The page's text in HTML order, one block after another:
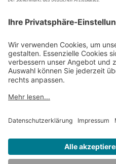
23730 Neustadt in Holstein
Chefärztin / Chefarzt (m/w/d) –
Wiederherstellungschirurgie
Günzburger Straße 41, 89264
Chefarzt Unfallchirurgie (w/m/d)
Würzburg
Zurück